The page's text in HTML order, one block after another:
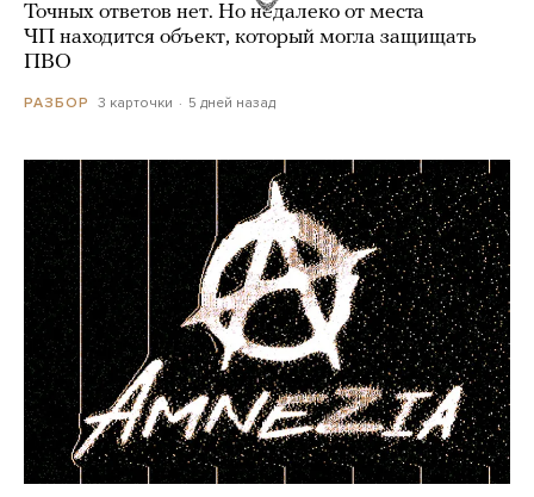
Точных ответов нет. Но недалеко от места
ЧП находится объект, который могла защищать
ПВО
РАЗБОР 3 карточки 5 дней назад